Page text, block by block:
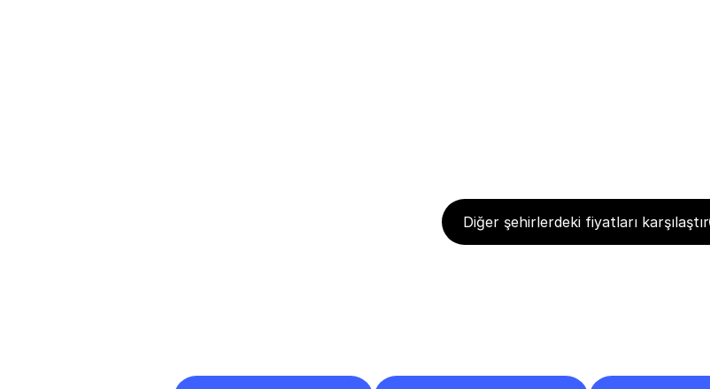
Diğer şehirlerdeki fiyatları karşılaştır